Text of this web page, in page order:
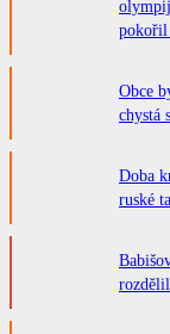
pokořil
Obce
chystá
Doba
ruské